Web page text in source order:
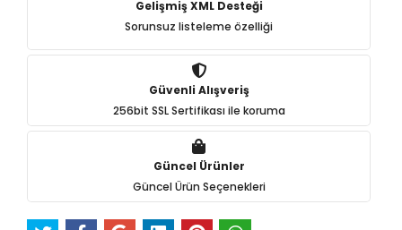
Gelişmiş XML Desteği
Sorunsuz listeleme özelliği
Güvenli Alışveriş
256bit SSL Sertifikası ile koruma
Güncel Ürünler
Güncel Ürün Seçenekleri